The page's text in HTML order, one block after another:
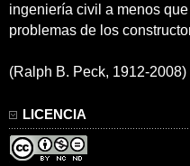
ingeniería civil a menos
problemas de los
(Ralph B. Peck, 1912-2008)
LICENCIA